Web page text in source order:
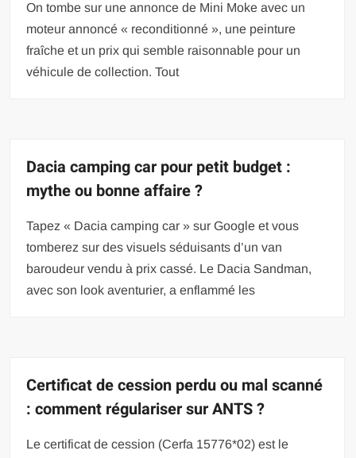
On tombe sur une annonce de Mini Moke avec un
moteur annoncé « reconditionné », une peinture
fraîche et un prix qui semble raisonnable pour un
véhicule de collection. Tout
Dacia camping car pour petit budget :
mythe ou bonne affaire ?
Tapez « Dacia camping car » sur Google et vous
tomberez sur des visuels séduisants d’un van
baroudeur vendu à prix cassé. Le Dacia Sandman,
avec son look aventurier, a enflammé les
Certificat de cession perdu ou mal scanné
: comment régulariser sur ANTS ?
Le certificat de cession (Cerfa 15776*02) est le